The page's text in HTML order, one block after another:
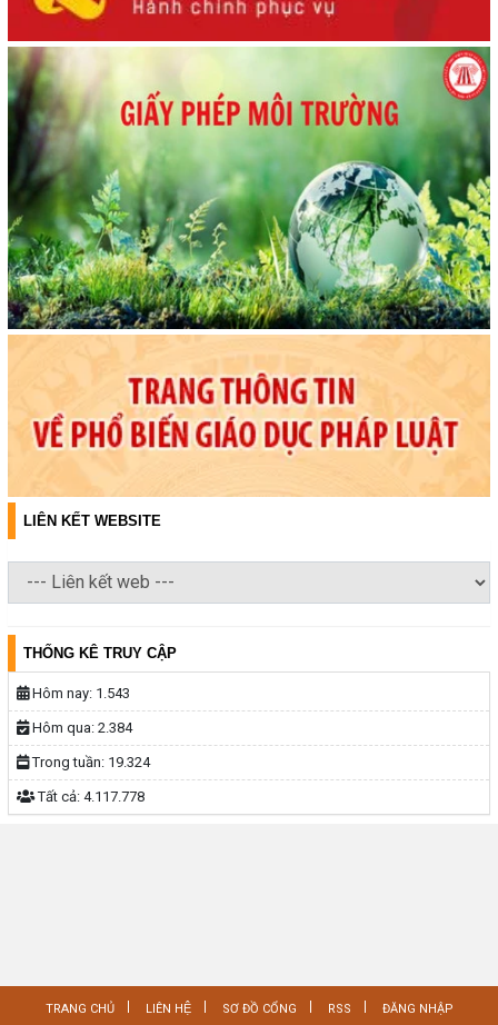
LIÊN KẾT WEBSITE
THỐNG KÊ TRUY CẬP
Hôm nay: 1.543
Hôm qua: 2.384
Trong tuần: 19.324
Tất cả: 4.117.778
TRANG CHỦ LIÊN HỆ SƠ ĐỒ CỔNG RSS ĐĂNG NHẬP